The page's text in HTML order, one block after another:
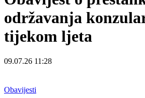
održavanja
tijekom ljeta
09.07.26 11:28
Obavijesti